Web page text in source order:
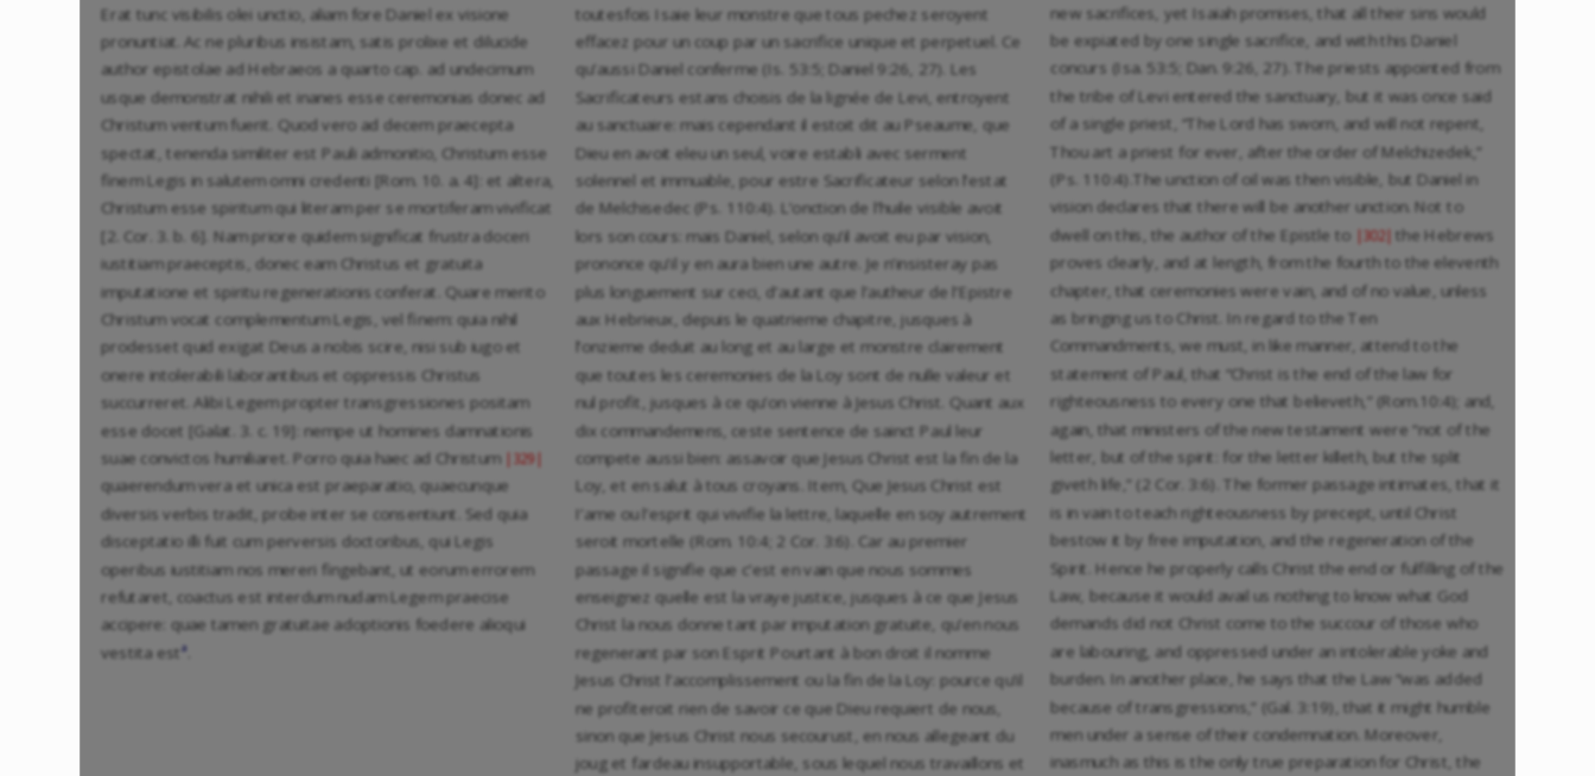
Erat tunc visibilis olei unctio, aliam fore Daniel ex visione
pronuntiat. Ac ne pluribus insistam, satis prolixe et dilucide
author epistolae ad Hebraeos a quarto cap. ad undecimum
usque demonstrat nihili et inanes esse ceremonias donec ad
Christum ventum fuerit. Quod vero ad decem praecepta
spectat, tenenda similiter est Pauli admonitio, Christum esse
finem Legis in salutem omni credenti [Rom. 10. a. 4]: et altera,
Christum esse spiritum qui literam per se mortiferam vivificat
[2. Cor. 3. b. 6]. Nam priore quidem significat frustra doceri
iustitiam praeceptis, donec eam Christus et gratuita
imputatione et spiritu regenerationis conferat. Quare merito
Christum vocat complementum Legis, vel finem: quia nihil
prodesset quid exigat Deus a nobis scire, nisi sub iugo et
onere intolerabili laborantibus et oppressis Christus
succurreret. Alibi Legem propter transgressiones positam
esse docet [Galat. 3. c. 19]: nempe ut homines damnationis
suae convictos humiliaret. Porro quia haec ad Christum
|329|
quaerendum vera et unica est praeparatio, quaecunque
diversis verbis tradit, probe inter se consentiunt. Sed quia
disceptatio illi fuit cum perversis doctoribus, qui Legis
operibus iustitiam nos mereri fingebant, ut eorum errorem
refutaret, coactus est interdum nudam Legem praecise
accipere: quae tamen gratuitae adoptionis foedere alioqui
vestita est a
toutesfois Isaie leur monstre que tous pechez seroyent
effacez pour un coup par un sacrifice unique et perpetuel. Ce
qu’aussi Daniel conferme (Is. 53:5; Daniel 9:26, 27). Les
Sacrificateurs estans choisis de la lignée de Levi, entroyent
au sanctuaire: mais cependant il estoit dit au Pseaume, que
Dieu en avoit eleu un seul, voire establi avec serment
solennel et immuable, pour estre Sacrificateur selon l’estat
de Melchisedec (Ps. 110:4). L’onction de l’huile visible avoit
lors son cours: mais Daniel, selon qu’il avoit eu par vision,
prononce qu’il y en aura bien une autre. Je n’insisteray pas
plus longuement sur ceci, d’autant que l’autheur de l’Epistre
aux Hebrieux, depuis le quatrieme chapitre, jusques à
l’onzieme deduit au long et au large et monstre clairement
que toutes les ceremonies de la Loy sont de nulle valeur et
nul profit, jusques à ce qu’on vienne à Jesus Christ. Quant aux
dix commandemens, ceste sentence de sainct Paul leur
compete aussi bien: assavoir que Jesus Christ est la fin de la
Loy, et en salut à tous croyans. Item, Que Jesus Christ est
I’ame ou l’esprit qui vivifie la lettre, laquelle en soy autrement
seroit mortelle (Rom. 10:4; 2 Cor. 3:6). Car au premier
passage il signifie que c’est en vain que nous sommes
enseignez quelle est la vraye justice, jusques à ce que Jesus
Christ la nous donne tant par imputation gratuite, qu’en nous
regenerant par son Esprit Pourtant à bon droit il nomme
Jesus Christ l’accomplissement ou la fin de la Loy: pource qu’il
ne profiteroit rien de savoir ce que Dieu requiert de nous,
sinon que Jesus Christ nous secourust, en nous allegeant du
joug et fardeau insupportable, sous lequel nous travaillons et
new sacrifices, yet Isaiah promises, that all their sins would
be expiated by one single sacrifice, and with this Daniel
concurs (Isa. 53:5; Dan. 9:26, 27). The priests appointed from
the tribe of Levi entered the sanctuary, but it was once said
of a single priest, “The Lord has sworn, and will not repent,
Thou art a priest for ever, after the order of Melchizedek,”
(Ps. 110:4).The unction of oil was then visible, but Daniel in
vision declares that there will be another unction. Not to
dwell on this, the author of the Epistle to
|302| the Hebrews
proves clearly, and at length, from the fourth to the eleventh
chapter, that ceremonies were vain, and of no value, unless
as bringing us to Christ. In regard to the Ten
Commandments, we must, in like manner, attend to the
statement of Paul, that “Christ is the end of the law for
righteousness to every one that believeth,” (Rom.10:4); and,
again, that ministers of the new testament were “not of the
letter, but of the spirit: for the letter killeth, but the split
giveth life,” (2 Cor. 3:6). The former passage intimates, that it
is in vain to teach righteousness by precept, until Christ
bestow it by free imputation, and the regeneration of the
Spirit. Hence he properly calls Christ the end or fulfilling of the
Law, because it would avail us nothing to know what God
demands did not Christ come to the succour of those who
are labouring, and oppressed under an intolerable yoke and
burden. In another place, he says that the Law “was added
because of transgressions,” (Gal. 3:19), that it might humble
men under a sense of their condemnation. Moreover,
inasmuch as this is the only true preparation for Christ, the